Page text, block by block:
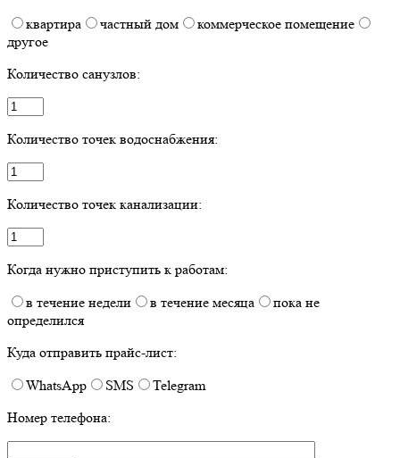
квартира
частный дом
коммерческое помещение
другое
Количество санузлов:
Количество точек водоснабжения:
Количество точек канализации:
Когда нужно приступить к работам:
в течение недели
в течение месяца
пока не
определился
Куда отправить прайс-лист:
WhatsApp
SMS
Telegram
Номер телефона: